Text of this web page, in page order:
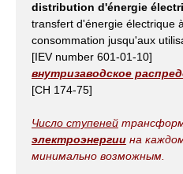
distribution d'énergie
transfert d'énergie électrique
consommation jusqu'aux
[IEV number 601-01-10]
внутризаводское
[СН 174-75]
Число ступеней
электроэнергии на
минимально возможным.